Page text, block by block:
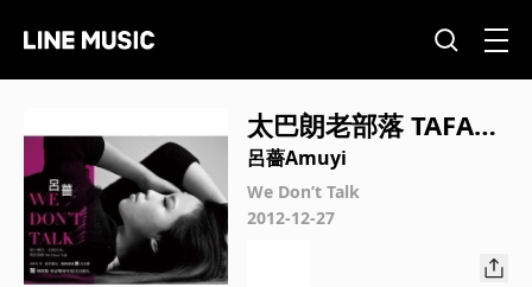
太巴朗老部落 TAFAL
ONG, a niyaro
呂薔Amuyi
We Don’t Talk
2012-12-27